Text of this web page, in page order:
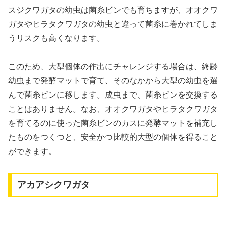
スジクワガタの幼虫は菌糸ビンでも育ちますが、オオクワ
ガタやヒラタクワガタの幼虫と違って菌糸に巻かれてしま
うリスクも高くなります。
このため、大型個体の作出にチャレンジする場合は、終齢
幼虫まで発酵マットで育て、そのなかから大型の幼虫を選
んで菌糸ビンに移します。成虫まで、菌糸ビンを交換する
ことはありません。なお、オオクワガタやヒラタクワガタ
を育てるのに使った菌糸ビンのカスに発酵マットを補充し
たものをつくつと、安全かつ比較的大型の個体を得ること
ができます。
アカアシクワガタ